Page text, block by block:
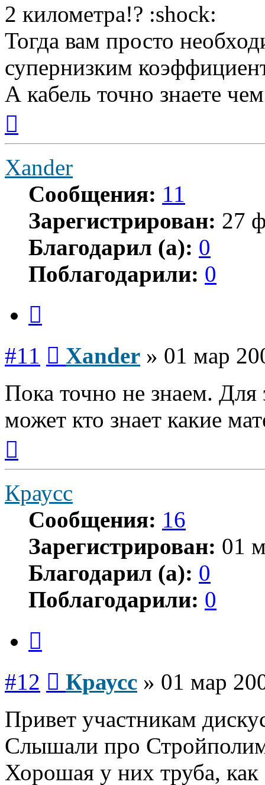
2 километра!? :shock:
Тогда вам просто
супернизким
А кабель точно знаете
началу
Xander
Сообщения: 11
Зарегистрирован: 27
Благодарил (а): 0
Поблагодарили: 0
#11 Xander » 01 мар
Пока точно не знаем. Для
может кто знает какие
началу
Краусс
Сообщения: 16
Зарегистрирован: 01
Благодарил (а): 0
Поблагодарили: 0
#12 Краусс » 01 мар
Привет участникам
Слышали про
Хорошая у них труба, как